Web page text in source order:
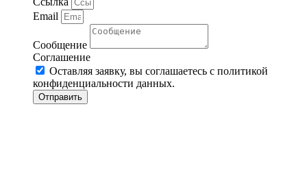
Email
Сообщение
Соглашение
Оставляя заявку, вы соглашаетесь с политикой
конфиденциальности данных.
Отправить